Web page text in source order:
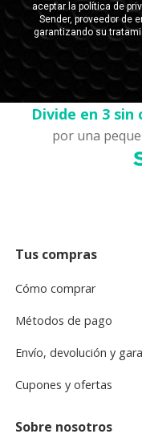
Divide en 3 sin
por una
Tus compras
Cómo comprar
Métodos de pago
Envío, devolución y
Cupones y ofertas
Sobre nosotros